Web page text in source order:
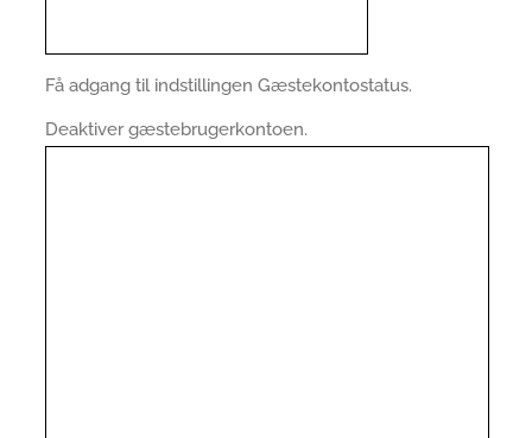
Få adgang til indstillingen Gæstekontostatus.
Deaktiver gæstebrugerkontoen.